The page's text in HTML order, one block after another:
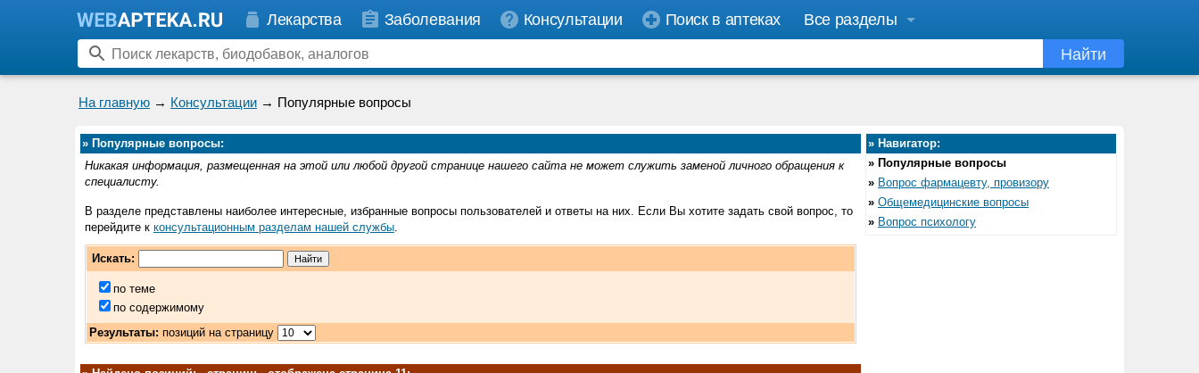
Лекарства Заболевания Консультации Поиск в аптеках
Все разделы
Найти
На главную → Консультации → Популярные вопросы
» Популярные вопросы:
Никакая информация, размещенная на этой или любой другой странице нашего сайта не может служить заменой личного обращения к
специалисту.
В разделе представлены наиболее интересные, избранные вопросы пользователей и ответы на них. Если Вы хотите задать свой вопрос, то
перейдите к консультационным разделам нашей службы.
Искать:
по теме
по содержимому
Результаты: позиций на страницу
» Навигатор:
» Популярные вопросы
» Вопрос фармацевту, провизору
» Общемедицинские вопросы
» Вопрос психологу